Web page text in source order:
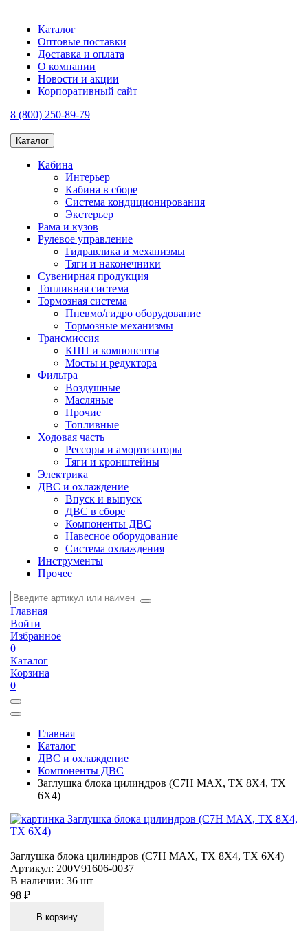
Каталог
Оптовые поставки
Доставка и оплата
О компании
Новости и акции
Корпоративный сайт
8 (800) 250-89-79
Каталог
Кабина
Интерьер
Кабина в сборе
Система кондиционирования
Экстерьер
Рама и кузов
Рулевое управление
Гидравлика и механизмы
Тяги и наконечники
Сувенирная продукция
Топливная система
Тормозная система
Пневмо/гидро оборудование
Тормозные механизмы
Трансмиссия
КПП и компоненты
Мосты и редуктора
Фильтра
Воздушные
Масляные
Прочие
Топливные
Ходовая часть
Рессоры и амортизаторы
Тяги и кронштейны
Электрика
ДВС и охлаждение
Впуск и выпуск
ДВС в сборе
Компоненты ДВС
Навесное оборудование
Система охлаждения
Инструменты
Прочее
Главная
Войти
Избранное
0
Каталог
Корзина
0
Главная
Каталог
ДВС и охлаждение
Компоненты ДВС
Заглушка блока цилиндров (C7H MAX, TX 8X4, TX
6X4)
Заглушка блока цилиндров (C7H MAX, TX 8X4, TX 6X4)
Артикул: 200V91606-0037
В наличии: 36 шт
98 ₽
В корзину